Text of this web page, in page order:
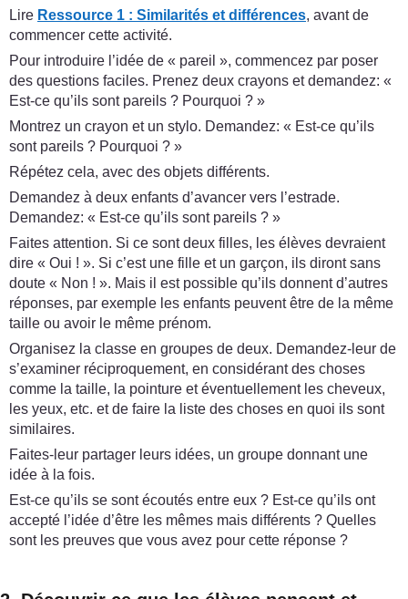
Lire Ressource 1 : Similarités et différences, avant de
commencer cette activité.
Pour introduire l’idée de « pareil », commencez par poser
des questions faciles. Prenez deux crayons et demandez: «
Est-ce qu’ils sont pareils ? Pourquoi ? »
Montrez un crayon et un stylo. Demandez: « Est-ce qu’ils
sont pareils ? Pourquoi ? »
Répétez cela, avec des objets différents.
Demandez à deux enfants d’avancer vers l’estrade.
Demandez: « Est-ce qu’ils sont pareils ? »
Faites attention. Si ce sont deux filles, les élèves devraient
dire « Oui ! ». Si c’est une fille et un garçon, ils diront sans
doute « Non ! ». Mais il est possible qu’ils donnent d’autres
réponses, par exemple les enfants peuvent être de la même
taille ou avoir le même prénom.
Organisez la classe en groupes de deux. Demandez-leur de
s’examiner réciproquement, en considérant des choses
comme la taille, la pointure et éventuellement les cheveux,
les yeux, etc. et de faire la liste des choses en quoi ils sont
similaires.
Faites-leur partager leurs idées, un groupe donnant une
idée à la fois.
Est-ce qu’ils se sont écoutés entre eux ? Est-ce qu’ils ont
accepté l’idée d’être les mêmes mais différents ? Quelles
sont les preuves que vous avez pour cette réponse ?